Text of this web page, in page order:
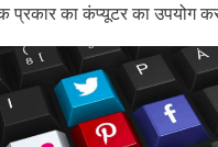
का कंप्यूटर का उपयोग